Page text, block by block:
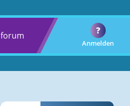
forum
Anmelden
?